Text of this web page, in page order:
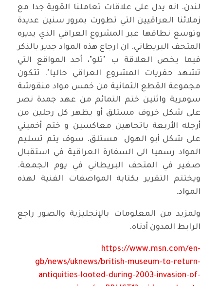
لندن. انه يدل على علاقات تعاملنا القوية جدا مع
زملائنا العراقيين التي تطورت بمرور سنين عديدة
وتوسع نطاقها عبر المشروع العراقي الذي يديره
المتحف البريطاني. ان ارجاع هذه المواد جدير بالذكر
فيما يخص العلاقة ب "تلو"، أحد المواقع التي
تشهد حفريات المشروع العراقي حاليا". تتكون
مجموعة القطع الثمانية من خمس مواد منقوشة
سومرية واثنين ختم التمائم من عهد جمدة نصر
على شكل خروف مستلق أو يظهر كل رجلين من
أرجله الأربعة باتجاهين معاكسين و ختم أخميني
على شكل أبو الهول مستلق. سوف يتم تسليم
المواد رسميا الى السفارة العراقية في استقبال
صغير في المتحف البريطاني في يوم الجمعة.
ويختتم التقرير بكتابة المواصفات الفنية لهذه
المواد.
ولمزيد من المعلومات بالإنجليزية والصور راجع
الرابط المدون أدناه.
https://www.msn.com/en-
gb/news/uknews/british-museum-to-return-
antiquities-looted-during-2003-invasion-of-